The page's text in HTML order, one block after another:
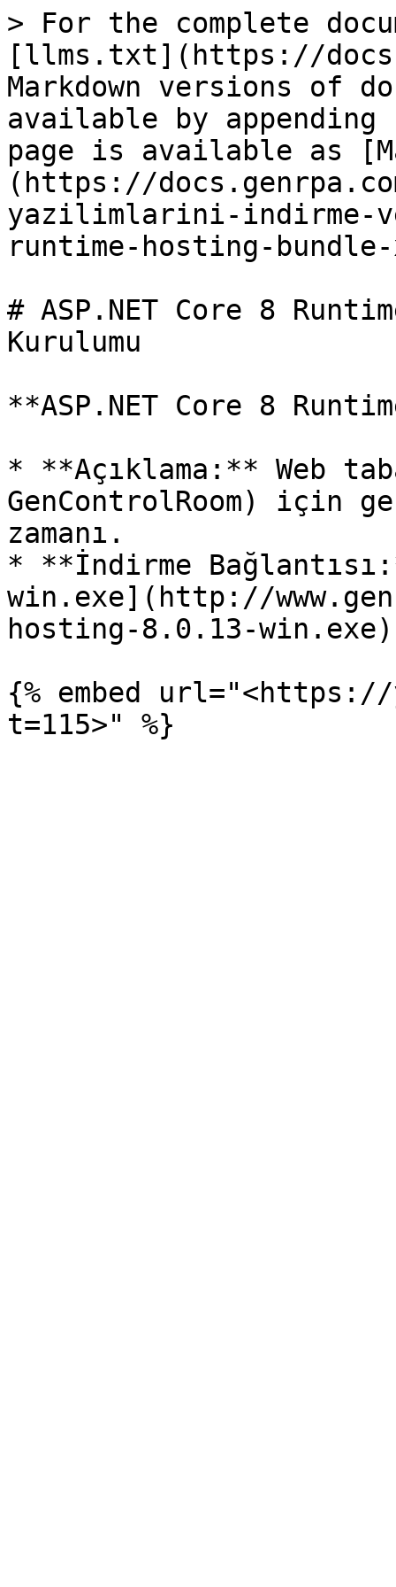
> For the complete
[llms.txt](https://
Markdown versions of
available by
page is available as
(https://
yazilimlarini-indirme-
runtime-hosting-
# ASP.NET Core 8
Kurulumu
**ASP.NET Core 8
* **Açıklama:** Web
GenControlRoom) için
zamanı.
* **İndirme
win.exe](http://
hosting-8.0.13-win.exe)
{% embed url="<https://